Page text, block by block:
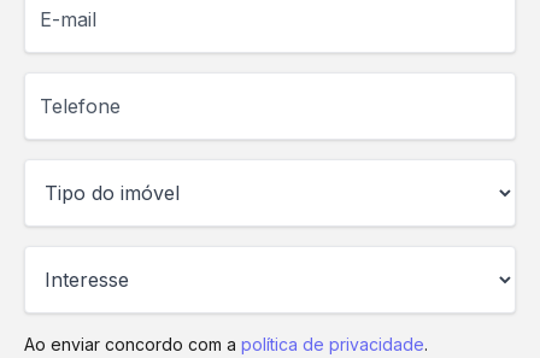
Ao enviar concordo com a política de privacidade.